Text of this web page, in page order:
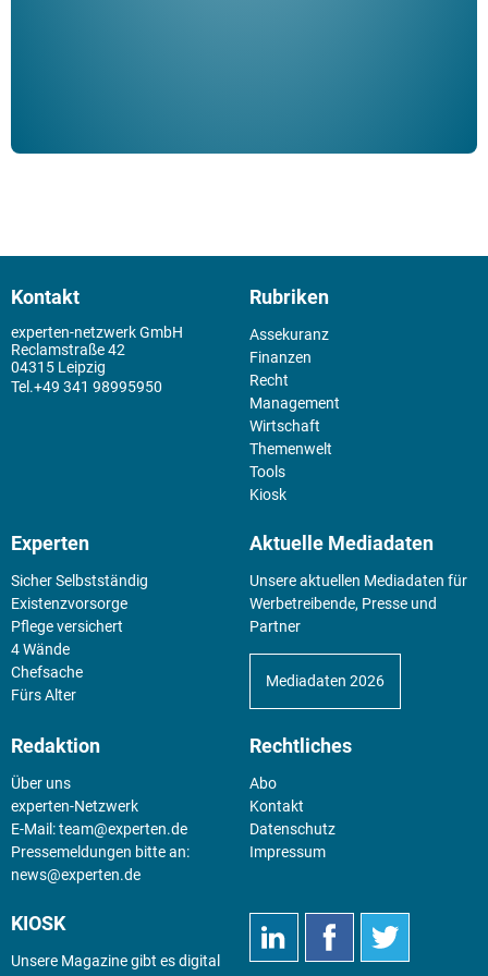
Kontakt
experten-netzwerk GmbH
Reclamstraße 42
04315 Leipzig
+49 341 98995950
Rubriken
Assekuranz
Finanzen
Recht
Management
Wirtschaft
Themenwelt
Tools
Kiosk
Experten
Sicher Selbstständig
Existenz­vorsorge
Pflege versichert
4 Wände
Chefsache
Fürs Alter
Aktuelle Mediadaten
Unsere aktuellen Mediadaten für
Werbetreibende, Presse und
Partner
Mediadaten 2026
Redaktion
Über uns
experten-Netzwerk
E-Mail:team@experten.de
Pressemeldungen bitte an:
news@experten.de
Rechtliches
Abo
Kontakt
Datenschutz
Impressum
KIOSK
Unsere Magazine gibt es digital